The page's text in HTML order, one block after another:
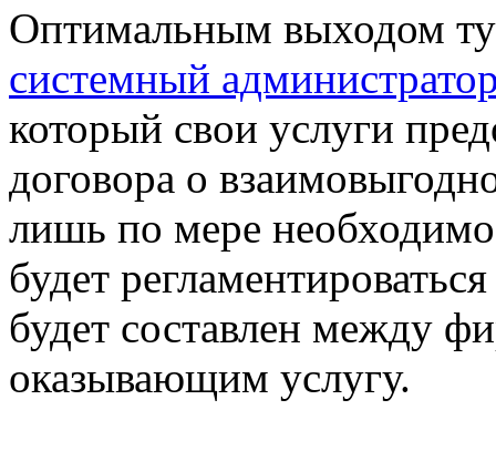
Оптимальным выходом
системный
который свои услуги
договора о
лишь по мере
будет
будет составлен между
оказывающим услугу.